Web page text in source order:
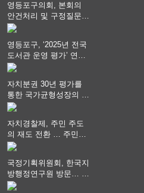
영등포구의회, 본회의
안건처리 및 구정질문
실시
영등포구, ‘2025년 전국
도서관 운영 평가’ 연속
최고 영예 장관상에서
자치분권 30년 평가를
통한 국가균형성장의 방
향과 과제 논의
자치경찰제, 주민 주도
의 재도 전환 … 주민안
전 치안서비스가 최우선
국정기획위원회, 한국지
방행정연구원 방문… 국
가균형성장 논의